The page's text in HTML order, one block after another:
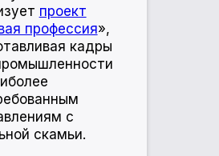
проект
профессия»,
кадры
с
скамьи.